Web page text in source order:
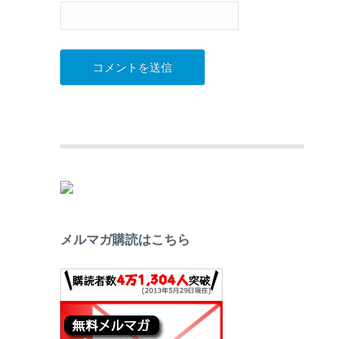
メルマガ購読はこちら